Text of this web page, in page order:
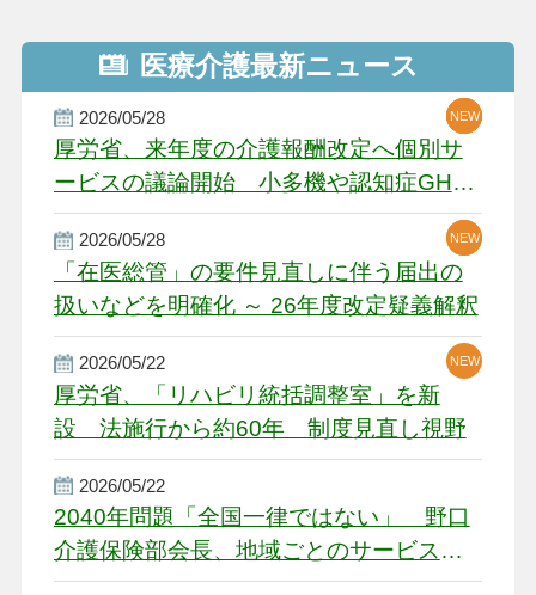
医療介護最新ニュース
2026/05/28
厚労省、来年度の介護報酬改定へ個別サ
ービスの議論開始 小多機や認知症GH、
厳しい経営環境に危機感
NEW
NEW
NEW
2026/05/28
「在医総管」の要件見直しに伴う届出の
扱いなどを明確化 ～ 26年度改定疑義解釈
NEW
NEW
2026/05/22
厚労省、「リハビリ統括調整室」を新
設 法施行から約60年 制度見直し視野
NEW
2026/05/22
2040年問題「全国一律ではない」 野口
介護保険部会長、地域ごとのサービス基
盤整備を促す